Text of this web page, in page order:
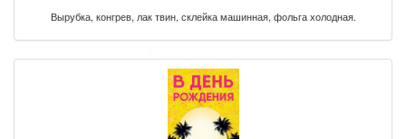
Вырубка, конгрев, лак твин, склейка машинная, фольга холодная.